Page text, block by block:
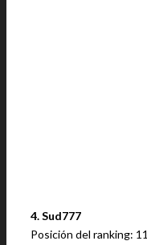
4. Sud777
Posición del ranking: 11